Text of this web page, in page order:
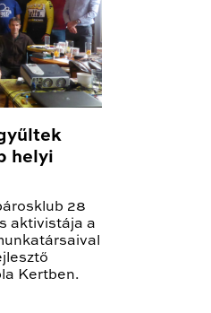
helyi
28
aktivistája a
Kertben.